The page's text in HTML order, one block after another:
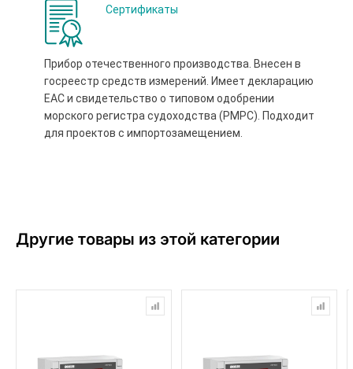
Сертификаты
Прибор отечественного производства. Внесен в
госреестр средств измерений. Имеет декларацию
ЕАС и свидетельство о типовом одобрении
морского регистра судоходства (РМРС). Подходит
для проектов с импортозамещением.
Другие товары из этой категории